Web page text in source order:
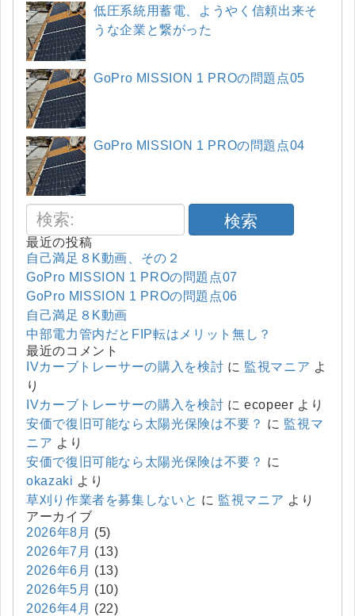
低圧系統用蓄電、ようやく信頼出来そ
うな企業と繋がった
GoPro MISSION 1 PROの問題点05
GoPro MISSION 1 PROの問題点04
検索
最近の投稿
自己満足８K動画、その２
GoPro MISSION 1 PROの問題点07
GoPro MISSION 1 PROの問題点06
自己満足８K動画
中部電力管内だとFIP転はメリット無し？
最近のコメント
IVカーブトレーサーの購入を検討 に 監視マニア よ
り
IVカーブトレーサーの購入を検討 にecopeer より
安価で復旧可能なら太陽光保険は不要？ に 監視マ
ニア より
安価で復旧可能なら太陽光保険は不要？ に
okazaki より
草刈り作業者を募集しないと に 監視マニア より
アーカイブ
2026年8月 (5)
2026年7月 (13)
2026年6月 (13)
2026年5月 (10)
2026年4月 (22)